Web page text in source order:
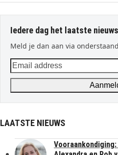
Iedere dag het laatste
Meld je dan aan via
Email
address
LAATSTE NIEUWS